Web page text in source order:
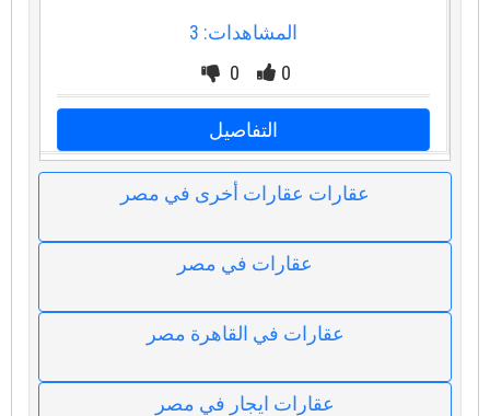
المشاهدات: 3
0
0
التفاصيل
عقارات عقارات أخرى في مصر
عقارات في مصر
عقارات في القاهرة مصر
عقارات ايجار في مصر